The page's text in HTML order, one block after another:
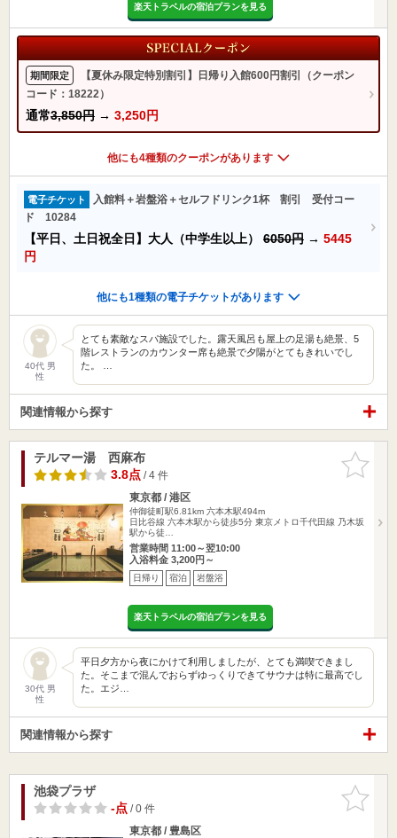
楽天トラベルの宿泊プランを見る
期間限定
【夏休み限定特別割引】日帰り入館600円割引（クーポン
コード：18222）
通常3,850円 → 3,250円
他にも4種類のクーポンがあります
電子チケット
入館料＋岩盤浴＋セルフドリンク1杯 割引 受付コー
ド 10284
【平日、土日祝全日】大人（中学生以上） 6050円 → 5445
円
他にも1種類の電子チケットがあります
40代 男
性
とても素敵なスパ施設でした。露天風呂も屋上の足湯も絶景、5
階レストランのカウンター席も絶景で夕陽がとてもきれいでし
た。 …
関連情報から探す
お気に入
りに追加
テルマー湯 西麻布
3.8点/ 4 件
東京都 / 港区
仲御徒町駅6.81km 六本木駅494m
日比谷線 六本木駅から徒歩5分 東京メトロ千代田線 乃木坂
駅から徒…
営業時間 11:00～翌10:00
入浴料金 3,200円～
日帰り 宿泊 岩盤浴
楽天トラベルの宿泊プランを見る
30代 男
性
平日夕方から夜にかけて利用しましたが、とても満喫できまし
た。そこまで混んでおらずゆっくりできてサウナは特に最高でし
た。エジ…
関連情報から探す
お気に入
りに追加
池袋プラザ
-点/ 0 件
東京都 / 豊島区